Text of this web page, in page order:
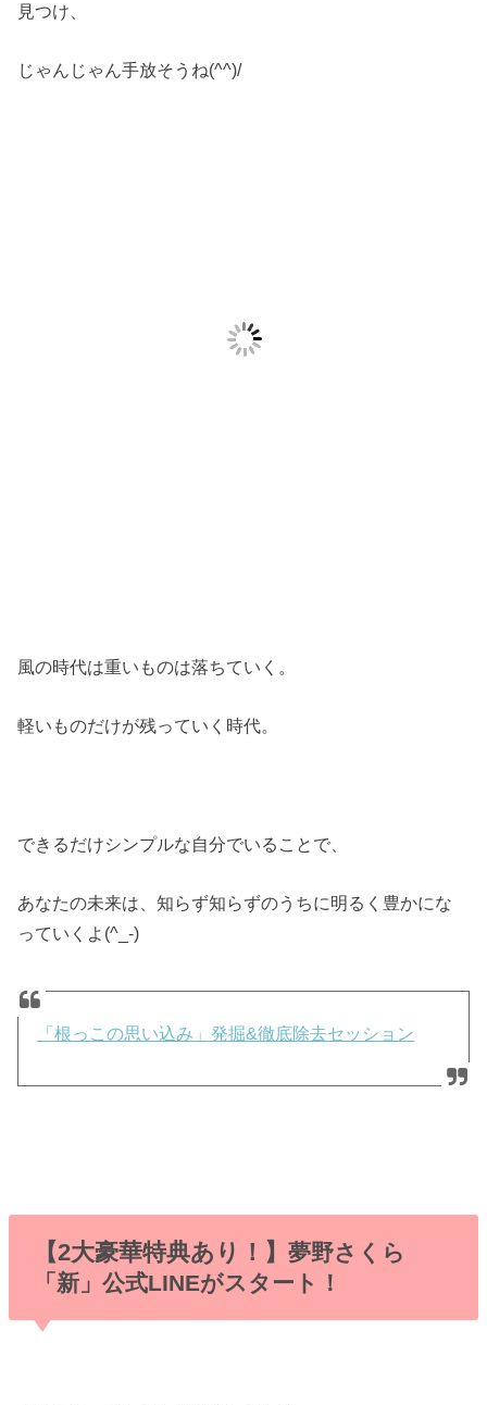
見つけ、
じゃんじゃん手放そうね(^^)/
風の時代は重いものは落ちていく。
軽いものだけが残っていく時代。
できるだけシンプルな自分でいることで、
あなたの未来は、知らず知らずのうちに明るく豊かにな
っていくよ(^_-)
「根っこの思い込み」発掘&徹底除去セッション
【2大豪華特典あり！】 夢野さくら
「新」公式LINEがスタート！